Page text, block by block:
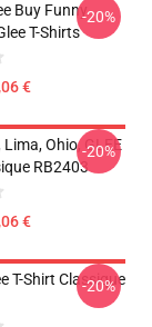
Buy Funny
T-Shirts
€
-20%
Ohio, GLEE
RB2403
€
-20%
T-Shirt Classique
-20%